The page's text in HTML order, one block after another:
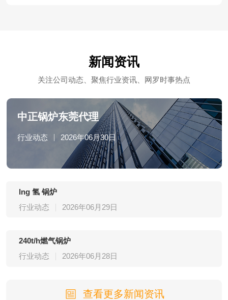
新闻资讯
关注公司动态、聚焦行业资讯、网罗时事热点
中正锅炉东莞代理
行业动态 2026年06月30日
lng 氢 锅炉
行业动态
2026年06月29日
240t/h燃气锅炉
行业动态
2026年06月28日
查看更多新闻资讯